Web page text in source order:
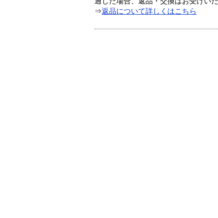
⇒返品について詳しくはこちら